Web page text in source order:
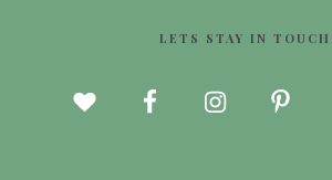
LETS STAY IN